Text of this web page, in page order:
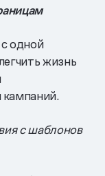
одной
жизнь
с шаблонов